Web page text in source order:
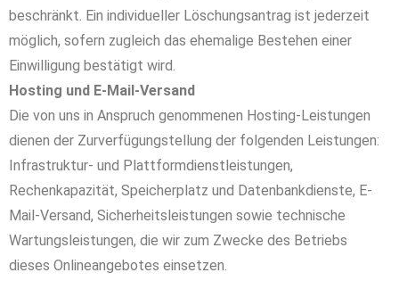
beschränkt. Ein individueller Löschungsantrag ist jederzeit
möglich, sofern zugleich das ehemalige Bestehen einer
Einwilligung bestätigt wird.
Hosting und E-Mail-Versand
Die von uns in Anspruch genommenen Hosting-Leistungen
dienen der Zurverfügungstellung der folgenden Leistungen:
Infrastruktur- und Plattformdienstleistungen,
Rechenkapazität, Speicherplatz und Datenbankdienste, E-
Mail-Versand, Sicherheitsleistungen sowie technische
Wartungsleistungen, die wir zum Zwecke des Betriebs
dieses Onlineangebotes einsetzen.